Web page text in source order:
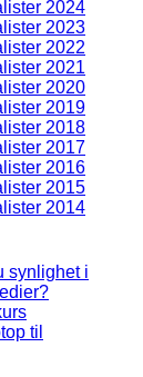
2024
2023
2022
2021
2020
2019
2018
2017
2016
2015
2014
synlighet i
til